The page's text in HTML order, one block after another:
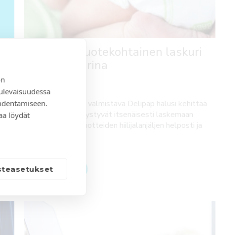
löydät
Delipapin tuotekohtainen laskuri
– Asiakastarina
Hygieniatuotteita valmistava Delipap halusi kehittää
laskurin, jolla he pystyvät itsenäisesti laskemaan
valmistamiensa tuotteiden hiilijalanjäljen helposti ja
Lue lisää